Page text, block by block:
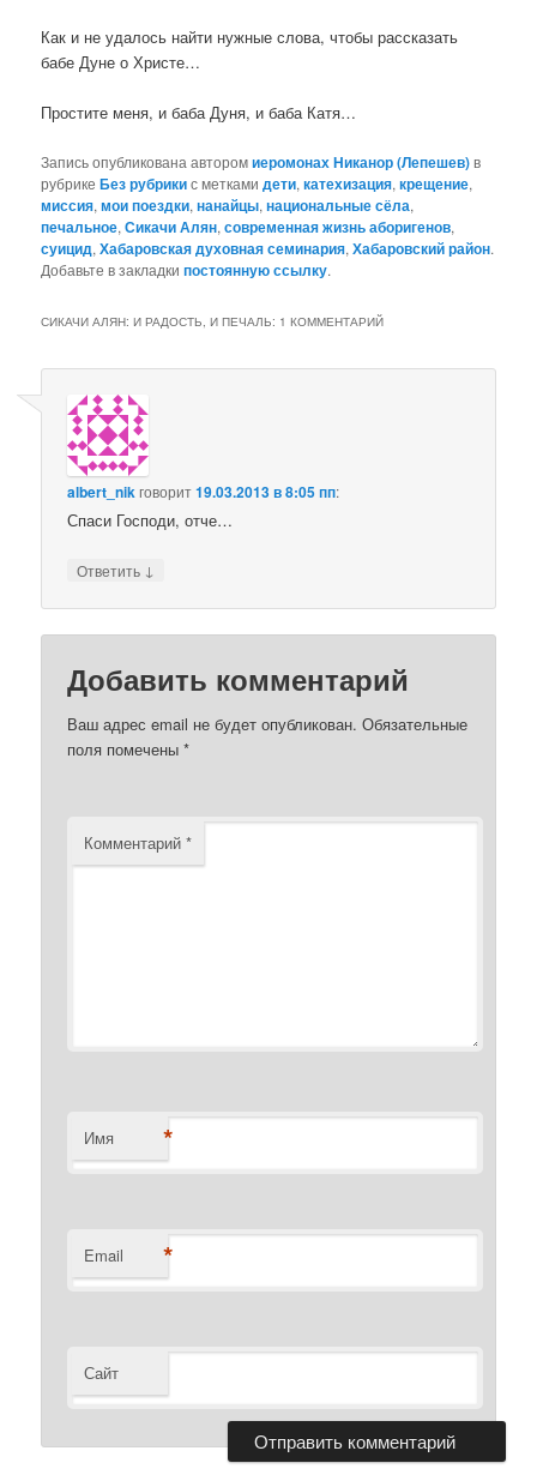
Как и не удалось найти нужные слова, чтобы рассказать
бабе Дуне о Христе…
Простите меня, и баба Дуня, и баба Катя…
Запись опубликована авторомиеромонах Никанор (Лепешев)в
рубрикеБез рубрикис меткамидети,катехизация,крещение,
миссия,мои поездки,нанайцы,национальные сёла,
печальное,Сикачи Алян,современная жизнь аборигенов,
суицид,Хабаровская духовная семинария,Хабаровский район.
Добавьте в закладкипостоянную ссылку.
СИКАЧИ АЛЯН: И РАДОСТЬ, И ПЕЧАЛЬ: 1 КОММЕНТАРИЙ
albert_nikговорит19.03.2013 в 8:05 пп:
Спаси Господи, отче…
Ответить ↓
Добавить комментарий
Ваш адрес email не будет опубликован. Обязательные
поля помечены*
Комментарий*
Имя *
Email *
Сайт